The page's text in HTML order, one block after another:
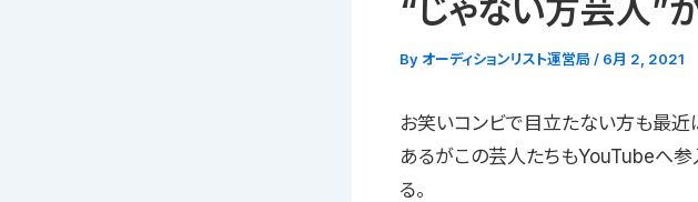
“じゃない方芸人”
By オーディションリスト運営局 / 6月 2, 2021
お笑いコンビで目立たない方も最近
あるがこの芸人たちもYouTubeへ参
る。